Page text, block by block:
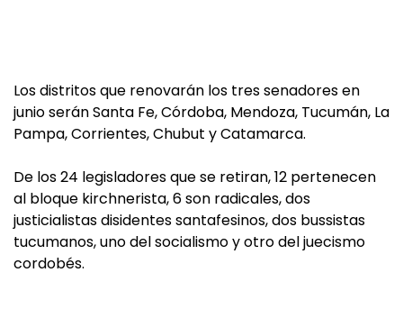
Los distritos que renovarán los tres senadores en
junio serán Santa Fe, Córdoba, Mendoza, Tucumán, La
Pampa, Corrientes, Chubut y Catamarca.
De los 24 legisladores que se retiran, 12 pertenecen
al bloque kirchnerista, 6 son radicales, dos
justicialistas disidentes santafesinos, dos bussistas
tucumanos, uno del socialismo y otro del juecismo
cordobés.